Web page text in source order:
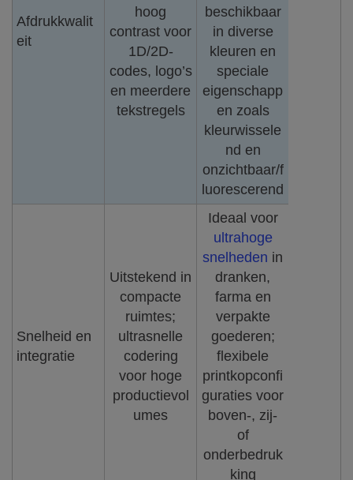
Afdrukkwalit
eit
hoog
contrast voor
1D/2D-
codes, logo’s
en meerdere
tekstregels
beschikbaar
in diverse
kleuren en
speciale
eigenschapp
en zoals
kleurwissele
nd en
onzichtbaar/f
luorescerend
Snelheid en
integratie
Uitstekend in
compacte
ruimtes;
ultrasnelle
codering
voor hoge
productievol
umes
Ideaal voor
ultrahoge
snelheden in
dranken,
farma en
verpakte
goederen;
flexibele
printkopconfi
guraties voor
boven-, zij-
of
onderbedruk
king